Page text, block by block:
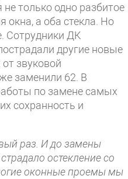
только одно разбитое
окна, а оба стекла. Но
Сотрудники ДК
другие новые
звуковой
заменили 62. В
по замене самых
сохранность и
раз. И до замены
остекление со
оконные проемы мы